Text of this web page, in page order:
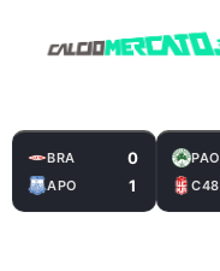
BRA 0
APO 1
PAO
C48